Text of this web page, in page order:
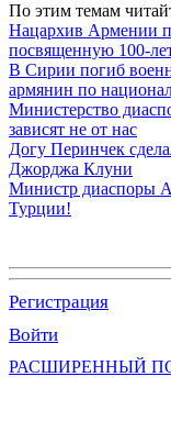
По этим темам
Нацархив Армении
посвященную 100-
В Сирии погиб
армянин по
Министерство
зависят не от нас
Догу Перинчек
Джорджа Клуни
Министр диаспоры
Турции!
Регистрация
Войти
РАСШИРЕННЫЙ